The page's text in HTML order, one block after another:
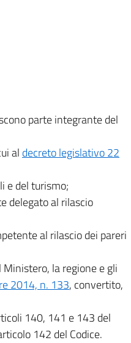
parte integrante del
al decreto legislativo 22
e del turismo;
delegato al rilascio
al rilascio dei pareri
la regione e gli
2014, n. 133, convertito,
140, 141 e 143 del
142 del Codice.